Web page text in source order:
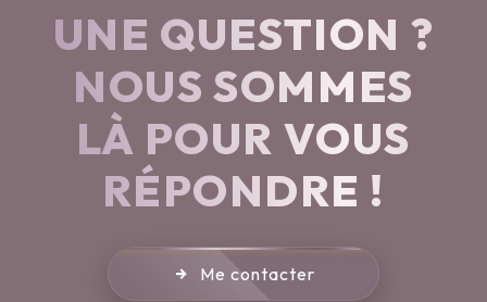
UNE QUESTION ?
NOUS SOMMES
LÀ POUR VOUS
RÉPONDRE !
Me contacter